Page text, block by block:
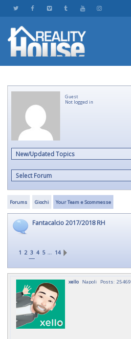
Guest
Not logged in
New/Updated Topics
Select Forum
Forums Giochi Your Team e Scommesse
Fantacalcio 2017/2018 RH
1 2 3 4 5 … 14
xello Napoli Posts: 25469